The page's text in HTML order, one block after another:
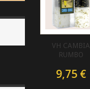
VH CAMBIA
RUMBO
9,75 €